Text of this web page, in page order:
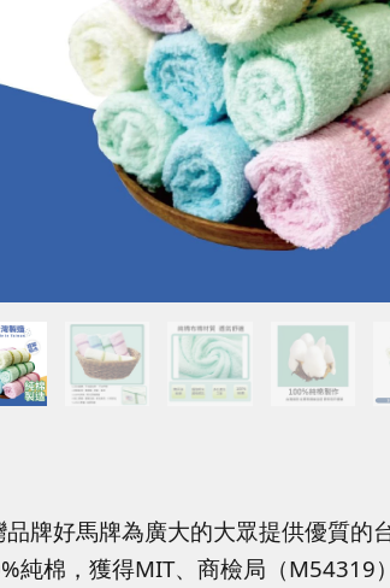
品牌好馬牌為廣大的大眾提供優質的
純棉，獲得MIT、商檢局（M54319